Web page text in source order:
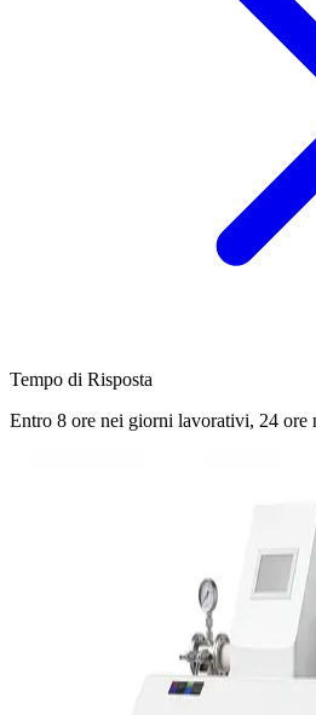
Tempo di Risposta
Entro 8 ore nei giorni lavorativi, 24 ore